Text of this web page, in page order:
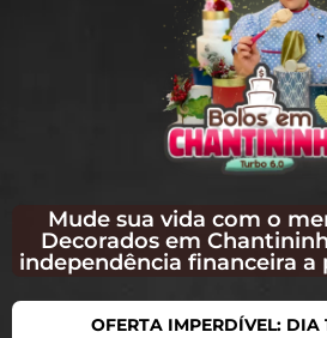
Mude sua vida com o
Decorados em
independência financeira a
OFERTA IMPERDÍVEL: DIA